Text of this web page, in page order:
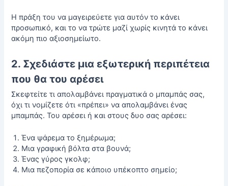
Η πράξη του να μαγειρεύετε για αυτόν το κάνει
προσωπικό, και το να τρώτε μαζί χωρίς κινητά το κάνει
ακόμη πιο αξιοσημείωτο.
2. Σχεδιάστε μια εξωτερική περιπέτεια
που θα του αρέσει
Σκεφτείτε τι απολαμβάνει πραγματικά ο μπαμπάς σας,
όχι τι νομίζετε ότι «πρέπει» να απολαμβάνει ένας
μπαμπάς. Του αρέσει ή και στους δυο σας αρέσει:
Ένα ψάρεμα το ξημέρωμα;
Μια γραφική βόλτα στα βουνά;
Ένας γύρος γκολφ;
Μια πεζοπορία σε κάποιο υπέκοπτο σημείο;